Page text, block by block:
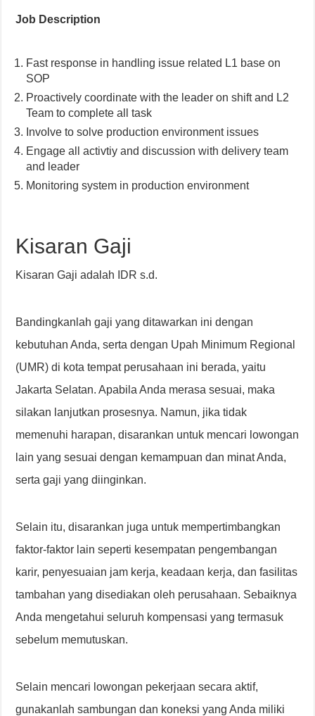
Job Description
Fast response in handling issue related L1 base on
SOP
Proactively coordinate with the leader on shift and L2
Team to complete all task
Involve to solve production environment issues
Engage all activtiy and discussion with delivery team
and leader
Monitoring system in production environment
Kisaran Gaji
Kisaran Gaji adalah IDR s.d.
Bandingkanlah gaji yang ditawarkan ini dengan
kebutuhan Anda, serta dengan Upah Minimum Regional
(UMR) di kota tempat perusahaan ini berada, yaitu
Jakarta Selatan. Apabila Anda merasa sesuai, maka
silakan lanjutkan prosesnya. Namun, jika tidak
memenuhi harapan, disarankan untuk mencari lowongan
lain yang sesuai dengan kemampuan dan minat Anda,
serta gaji yang diinginkan.
Selain itu, disarankan juga untuk mempertimbangkan
faktor-faktor lain seperti kesempatan pengembangan
karir, penyesuaian jam kerja, keadaan kerja, dan fasilitas
tambahan yang disediakan oleh perusahaan. Sebaiknya
Anda mengetahui seluruh kompensasi yang termasuk
sebelum memutuskan.
Selain mencari lowongan pekerjaan secara aktif,
gunakanlah sambungan dan koneksi yang Anda miliki